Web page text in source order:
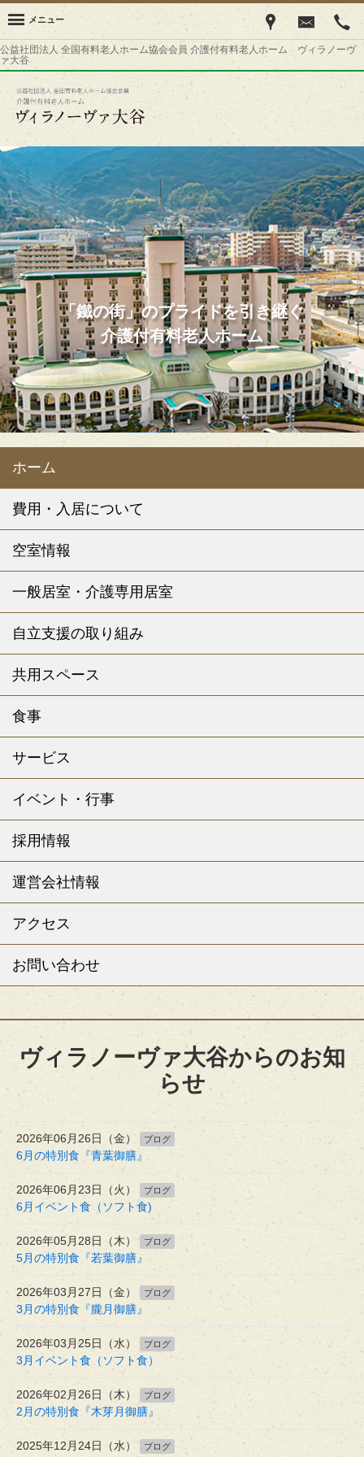
公益社団法人 全国有料老人ホーム協会会員 介護付有料老人ホーム ヴィラノーヴ
ァ大谷
メニュー
「鐵の街」のプライドを引き継ぐ
介護付有料老人ホーム
ホーム
費用・入居について
空室情報
一般居室・介護専用居室
自立支援の取り組み
共用スペース
食事
サービス
イベント・行事
採用情報
運営会社情報
アクセス
お問い合わせ
ヴィラノーヴァ大谷からのお知
らせ
2026年06月26日（金） ブログ
6月の特別食『青葉御膳』
2026年06月23日（火） ブログ
6月イベント食（ソフト食)
2026年05月28日（木） ブログ
5月の特別食『若葉御膳』
2026年03月27日（金） ブログ
3月の特別食『朧月御膳』
2026年03月25日（水） ブログ
3月イベント食（ソフト食）
2026年02月26日（木） ブログ
2月の特別食『木芽月御膳』
2025年12月24日（水） ブログ